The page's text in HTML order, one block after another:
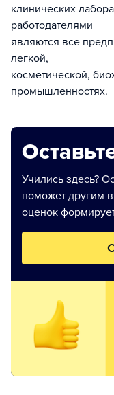
клинических
работодателями
являются все
легкой,
косметической,
промышленностях.
Учились здесь?
поможет другим
оценок